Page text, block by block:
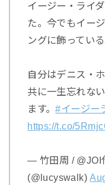
イージー・ライ
た。今でもイー
ングに飾っている
自分はデニス・
共に一生忘れな
ます。#イージー
https://t.co/
— 竹田周 / @JOI
(@lucyswalk)